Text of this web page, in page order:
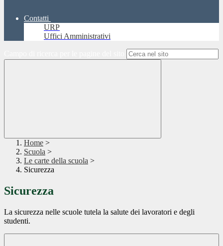
Contatti
URP
Uffici Amministrativi
Home >
Scuola >
Le carte della scuola >
Sicurezza
Sicurezza
La sicurezza nelle scuole tutela la salute dei lavoratori e degli
studenti.